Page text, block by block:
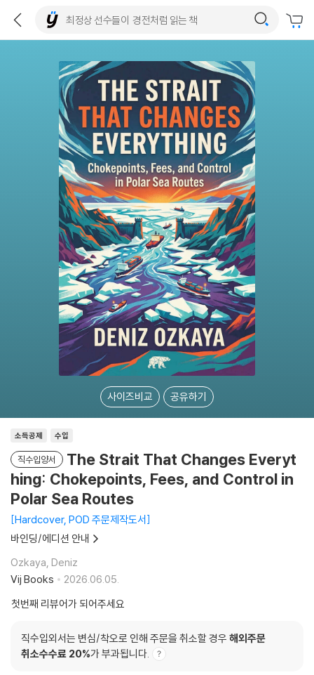
사이즈비교 공유하기
소득공제 수입
직수입양서
The Strait That Changes Everyt
hing: Chokepoints, Fees, and Control in
Polar Sea Routes
Hardcover, POD 주문제작도서
바인딩/에디션 안내
Ozkaya, Deniz
Vij Books
2026.06.05.
첫번째 리뷰어가 되어주세요
직수입외서는 변심/착오로 인해 주문을 취소할 경우 해외주문
취소수수료 20%가 부과됩니다.